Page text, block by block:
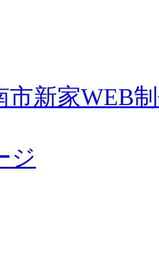
市新家WEB
ジ